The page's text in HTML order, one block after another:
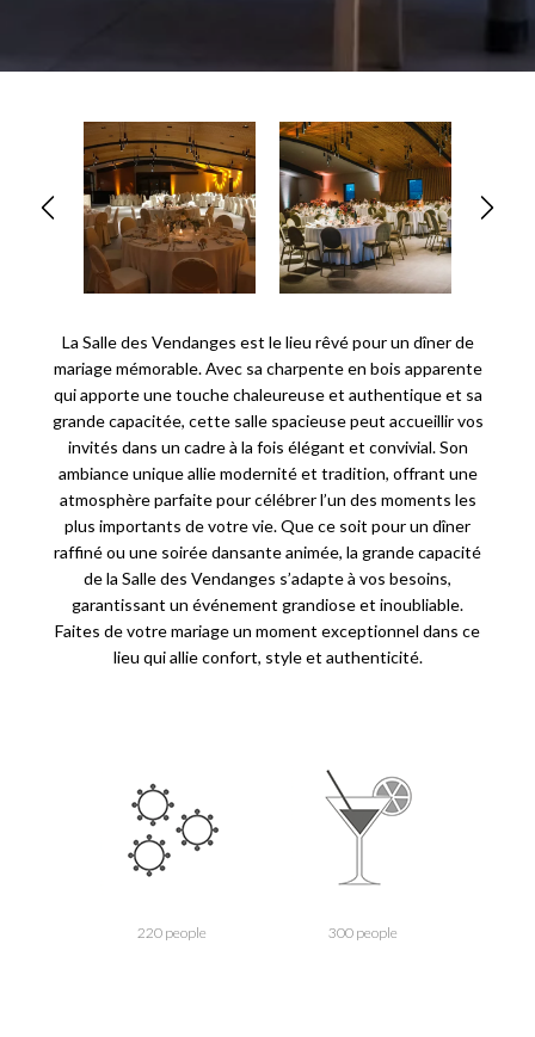
La Salle des Vendanges est le lieu rêvé pour un dîner de
mariage mémorable. Avec sa charpente en bois apparente
qui apporte une touche chaleureuse et authentique et sa
grande capacitée, cette salle spacieuse peut accueillir vos
invités dans un cadre à la fois élégant et convivial. Son
ambiance unique allie modernité et tradition, offrant une
atmosphère parfaite pour célébrer l’un des moments les
plus importants de votre vie. Que ce soit pour un dîner
raffiné ou une soirée dansante animée, la grande capacité
de la Salle des Vendanges s’adapte à vos besoins,
garantissant un événement grandiose et inoubliable.
Faites de votre mariage un moment exceptionnel dans ce
lieu qui allie confort, style et authenticité.
220 people 300 people